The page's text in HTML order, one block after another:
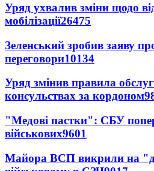
Уряд ухвалив зміни щодо
мобілізації26475
Зеленський зробив заяву
переговори10134
Уряд змінив правила
консульствах за кордоном
"Медові пастки": СБУ
військових9601
Майора ВСП викрили на